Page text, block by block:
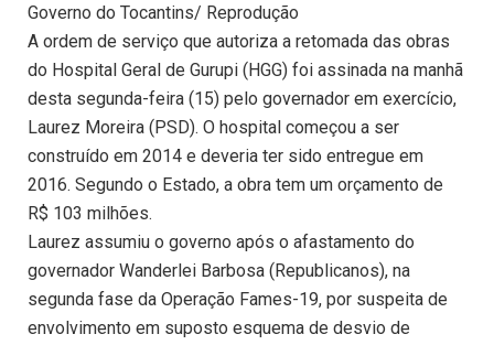
Governo do Tocantins/ Reprodução
A ordem de serviço que autoriza a retomada das obras
do Hospital Geral de Gurupi (HGG) foi assinada na manhã
desta segunda-feira (15) pelo governador em exercício,
Laurez Moreira (PSD). O hospital começou a ser
construído em 2014 e deveria ter sido entregue em
2016. Segundo o Estado, a obra tem um orçamento de
R$ 103 milhões.
Laurez assumiu o governo após o afastamento do
governador Wanderlei Barbosa (Republicanos), na
segunda fase da Operação Fames-19, por suspeita de
envolvimento em suposto esquema de desvio de